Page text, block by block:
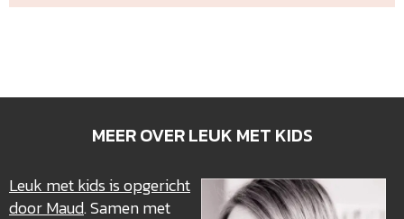
MEER OVER LEUK MET KIDS
Leuk met kids is opgericht
door Maud. Samen met